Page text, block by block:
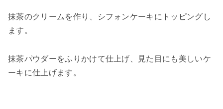
抹茶のクリームを作り、シフォンケーキにトッピングし
ます。
抹茶パウダーをふりかけて仕上げ、見た目にも美しいケ
ーキに仕上げます。